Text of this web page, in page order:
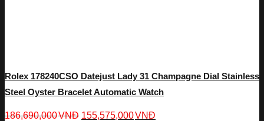
Rolex 178240CSO Datejust Lady 31 Champagne Dial Stainless
Steel Oyster Bracelet Automatic Watch
186,690,000VNĐ 155,575,000VNĐ